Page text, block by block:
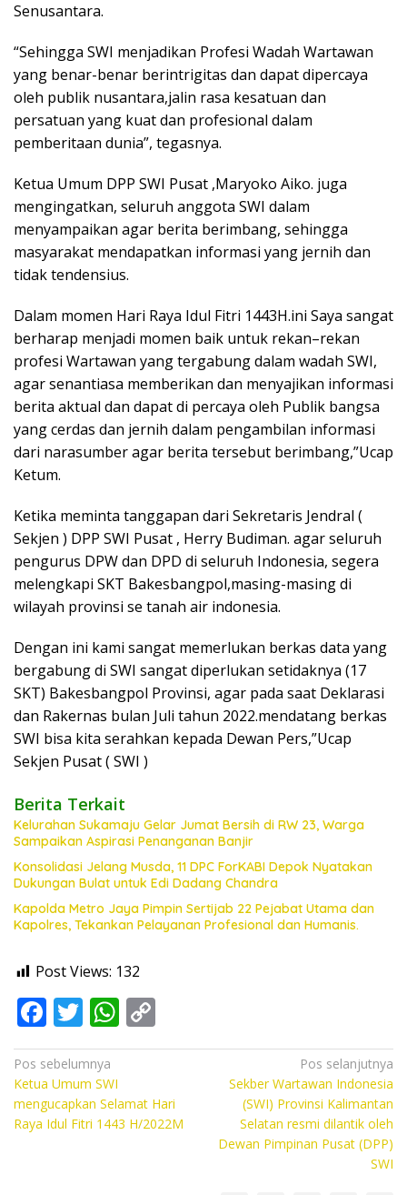
Senusantara.
“Sehingga SWI menjadikan Profesi Wadah Wartawan
yang benar-benar berintrigitas dan dapat dipercaya
oleh publik nusantara,jalin rasa kesatuan dan
persatuan yang kuat dan profesional dalam
pemberitaan dunia”, tegasnya.
Ketua Umum DPP SWI Pusat ,Maryoko Aiko. juga
mengingatkan, seluruh anggota SWI dalam
menyampaikan agar berita berimbang, sehingga
masyarakat mendapatkan informasi yang jernih dan
tidak tendensius.
Dalam momen Hari Raya Idul Fitri 1443H.ini Saya sangat
berharap menjadi momen baik untuk rekan–rekan
profesi Wartawan yang tergabung dalam wadah SWI,
agar senantiasa memberikan dan menyajikan informasi
berita aktual dan dapat di percaya oleh Publik bangsa
yang cerdas dan jernih dalam pengambilan informasi
dari narasumber agar berita tersebut berimbang,”Ucap
Ketum.
Ketika meminta tanggapan dari Sekretaris Jendral (
Sekjen ) DPP SWI Pusat , Herry Budiman. agar seluruh
pengurus DPW dan DPD di seluruh Indonesia, segera
melengkapi SKT Bakesbangpol,masing-masing di
wilayah provinsi se tanah air indonesia.
Dengan ini kami sangat memerlukan berkas data yang
bergabung di SWI sangat diperlukan setidaknya (17
SKT) Bakesbangpol Provinsi, agar pada saat Deklarasi
dan Rakernas bulan Juli tahun 2022.mendatang berkas
SWI bisa kita serahkan kepada Dewan Pers,”Ucap
Sekjen Pusat ( SWI )
Berita Terkait
Kelurahan Sukamaju Gelar Jumat Bersih di RW 23, Warga
Sampaikan Aspirasi Penanganan Banjir
Konsolidasi Jelang Musda, 11 DPC ForKABI Depok Nyatakan
Dukungan Bulat untuk Edi Dadang Chandra
Kapolda Metro Jaya Pimpin Sertijab 22 Pejabat Utama dan
Kapolres, Tekankan Pelayanan Profesional dan Humanis.
Post Views: 132
F
ac
e
b
o
T
w
itt
er
W
h
s
A
o
y
Li
Navigasi
pos
Pos sebelumnya
Ketua Umum SWI
mengucapkan Selamat Hari
Raya Idul Fitri 1443 H/2022M
Pos selanjutnya
Sekber Wartawan Indonesia
(SWI) Provinsi Kalimantan
Selatan resmi dilantik oleh
Dewan Pimpinan Pusat (DPP)
SWI